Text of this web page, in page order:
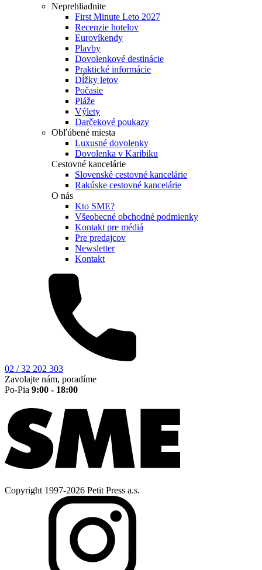
Neprehliadnite
First Minute Leto 2027
Recenzie hotelov
Eurovíkendy
Plavby
Dovolenkové destinácie
Praktické informácie
Dĺžky letov
Počasie
Pláže
Výlety
Darčekové poukazy
Obľúbené miesta
Luxusné dovolenky
Dovolenka v Karibiku
Cestovné kancelárie
Slovenské cestovné kancelárie
Rakúske cestovné kancelárie
O nás
Kto SME?
Všeobecné obchodné podmienky
Kontakt pre médiá
Pre predajcov
Newsletter
Kontakt
02 / 32 202 303
Zavolajte nám, poradíme
Po-Pia 9:00 - 18:00
Copyright 1997-2026 Petit Press a.s.